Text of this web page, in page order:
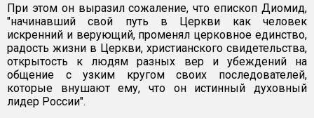
При этом он выразил сожаление, что епископ Диомид,
"начинавший свой путь в Церкви как человек
искренний и верующий, променял церковное единство,
радость жизни в Церкви, христианского свидетельства,
открытость к людям разных вер и убеждений на
общение с узким кругом своих последователей,
которые внушают ему, что он истинный духовный
лидер России".